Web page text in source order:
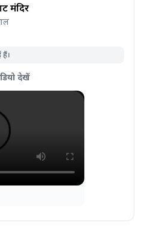
मंदिर
हैं।
देखें